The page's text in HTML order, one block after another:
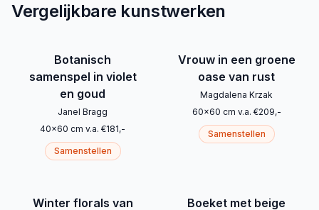
Vergelijkbare kunstwerken
Botanisch
samenspel in violet
en goud
Janel Bragg
40x60 cm v.a. €181,-
Samenstellen
Vrouw in een groene
oase van rust
Magdalena Krzak
60x60 cm v.a. €209,-
Samenstellen
Winter florals van Boeket met beige